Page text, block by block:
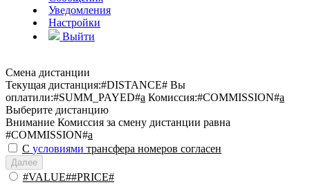
Уведомления
Настройки
Выйти
Смена дистанции
Текущая дистанция:#DISTANCE# Вы
оплатили:#SUMM_PAYED#a Комиссия:#COMMISSION#a
Выберите дистанцию
Внимание Комиссия за смену дистанции равна
#COMMISSION#a
С условиями трансфера номеров согласен
Далее
#VALUE##PRICE#